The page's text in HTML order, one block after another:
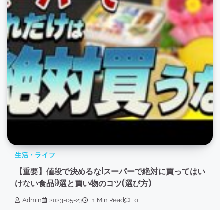
生活・ライフ
【重要】値段で決めるな!スーパーで絶対に買ってはい
けない食品9選と買い物のコツ(選び方)
Admin 2023-05-23 1 Min Read 0